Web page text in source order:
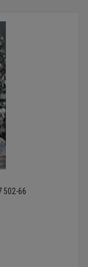
502-66